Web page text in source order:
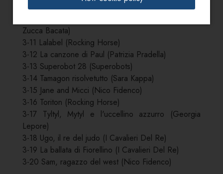
3-8 Ufo Diapolon (Superobots)
Zucca Bacata)
3-11 Lalabel (Rocking Horse)
3-12 La canzone di Paul (Patrizia Pradella)
3-13 Superobot 28 (Superobots)
3-14 Tamagon risolvetutto (Sara Kappa)
3-15 Jane and Micci (Nico Fidenco)
3-16 Toriton (Rocking Horse)
3-17 Tyltyl, Mytyl e l'uccellino azzurro (Georgia
Lepore)
3-18 Ugo, il re del judo (I Cavalieri Del Re)
3-19 La ballata di Fiorellino (I Cavalieri Del Re)
3-20 Sam, ragazzo del west (Nico Fidenco)